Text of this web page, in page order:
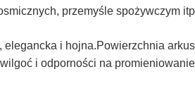
przemyśle spożywczym
i hojna.Powierzchnia
i odporności na